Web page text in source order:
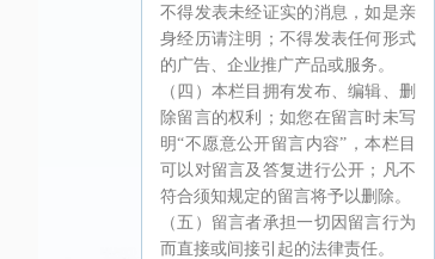
不得发表未经证实的消息，如是亲
身经历请注明；不得发表任何形式
的广告、企业推广产品或服务。
（四）本栏目拥有发布、编辑、删
除留言的权利；如您在留言时未写
明“不愿意公开留言内容”，本栏目
可以对留言及答复进行公开；凡不
符合须知规定的留言将予以删除。
（五）留言者承担一切因留言行为
而直接或间接引起的法律责任。